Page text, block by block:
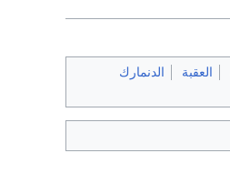
العقبة
الدنمارك